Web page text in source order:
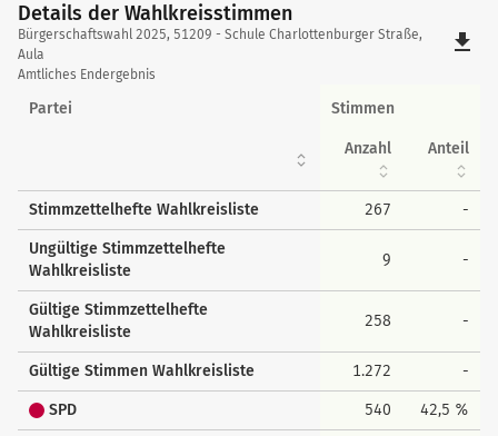
Details der Wahlkreisstimmen
Details
der
Wahlkreisstimmen
Bürgerschaftswahl 2025, 51209 - Schule Charlottenburger Straße,
Aula
Amtliches Endergebnis
file_download
Partei Stimmen
Anzahl Anteil
Stimmzettelhefte Wahlkreisliste 267 -
Ungültige Stimmzettelhefte
Wahlkreisliste
9 -
Gültige Stimmzettelhefte
Wahlkreisliste
258 -
Gültige Stimmen Wahlkreisliste 1.272 -
SPD 540 42,5 %